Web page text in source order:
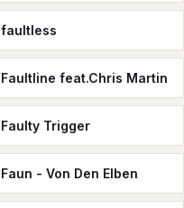
faultless
Faultline feat.Chris Martin
Faulty Trigger
Faun - Von Den Elben